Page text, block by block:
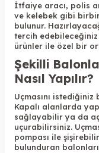
İtfaiye aracı, polis
ve kelebek gibi
bulunur.
tercih
ürünler ile özel bir
Şekilli
Nasıl Yapılır?
Uçmasını
Kapalı alanlarda
sağlayabilir ya da
uçurabilirsiniz.
pompası ile
bulunduran